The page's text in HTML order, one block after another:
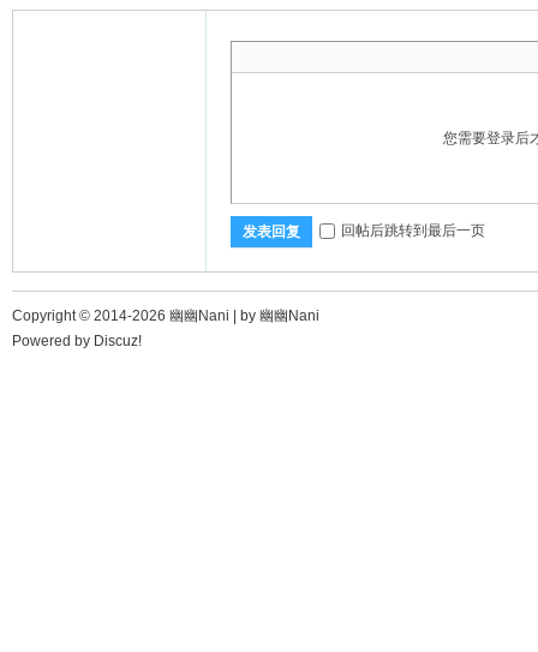
您需要登录后
发表回复 回帖后跳转到最后一页
Copyright © 2014-2026 幽幽Nani | by 幽幽Nani
Powered by Discuz!